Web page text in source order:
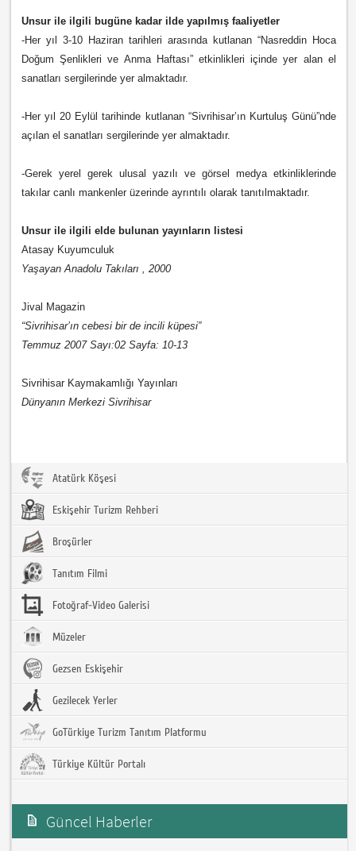
Unsur ile ilgili bugüne kadar ilde yapılmış faaliyetler
-Her yıl 3-10 Haziran tarihleri arasında kutlanan “Nasreddin Hoca
Doğum Şenlikleri ve Anma Haftası” etkinlikleri içinde yer alan el
sanatları sergilerinde yer almaktadır.
-Her yıl 20 Eylül tarihinde kutlanan “Sivrihisar’ın Kurtuluş Günü”nde
açılan el sanatları sergilerinde yer almaktadır.
-Gerek yerel gerek ulusal yazılı ve görsel medya etkinliklerinde
takılar canlı mankenler üzerinde ayrıntılı olarak tanıtılmaktadır.
Unsur ile ilgili elde bulunan yayınların listesi
Atasay Kuyumculuk
Yaşayan Anadolu Takıları , 2000
Jival Magazin
“Sivrihisar’ın cebesi bir de incili küpesi”
Temmuz 2007 Sayı:02 Sayfa: 10-13
Sivrihisar Kaymakamlığı Yayınları
Dünyanın Merkezi Sivrihisar
Atatürk Köşesi
Eskişehir Turizm Rehberi
Broşürler
Tanıtım Filmi
Fotoğraf-Video Galerisi
Müzeler
Gezsen Eskişehir
Gezilecek Yerler
GoTürkiye Turizm Tanıtım Platformu
Türkiye Kültür Portalı
Güncel Haberler